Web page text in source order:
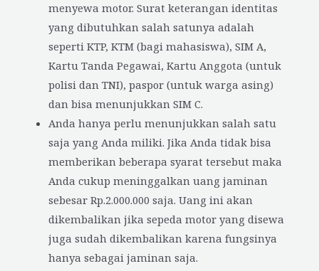
menyewa motor. Surat keterangan identitas
yang dibutuhkan salah satunya adalah
seperti KTP, KTM (bagi mahasiswa), SIM A,
Kartu Tanda Pegawai, Kartu Anggota (untuk
polisi dan TNI), paspor (untuk warga asing)
dan bisa menunjukkan SIM C.
Anda hanya perlu menunjukkan salah satu
saja yang Anda miliki. Jika Anda tidak bisa
memberikan beberapa syarat tersebut maka
Anda cukup meninggalkan uang jaminan
sebesar Rp.2.000.000 saja. Uang ini akan
dikembalikan jika sepeda motor yang disewa
juga sudah dikembalikan karena fungsinya
hanya sebagai jaminan saja.